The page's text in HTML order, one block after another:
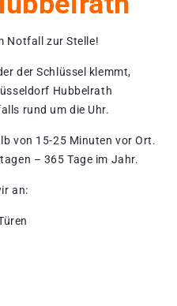
Notfall zur Stelle!
der Schlüssel klemmt,
Hubbelrath
rund um die Uhr.
von 15-25 Minuten vor Ort.
– 365 Tage im Jahr.
an: